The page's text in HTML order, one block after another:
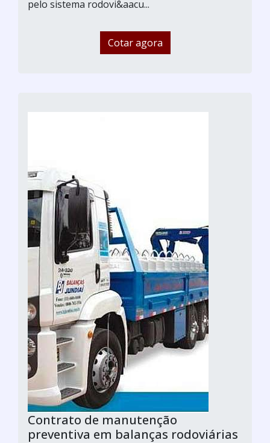
pelo sistema rodovi&aacu...
Cotar agora
Contrato de manutenção
preventiva em balanças rodoviárias